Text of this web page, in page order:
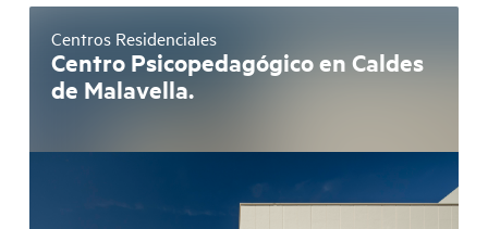
Centros Residenciales
Centro Psicopedagógico en Caldes
de Malavella.